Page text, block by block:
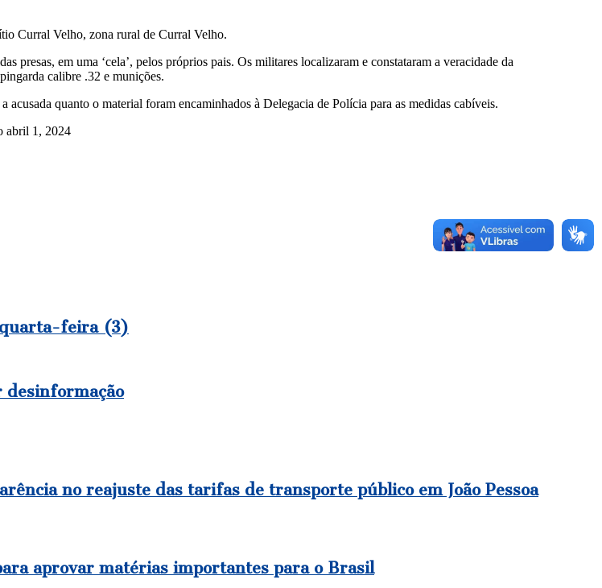
Curral Velho, zona rural de Curral Velho.
presas, em uma ‘cela’, pelos próprios pais. Os militares localizaram e constataram a veracidade da
calibre .32 e munições.
quanto o material foram encaminhados à Delegacia de Polícia para as medidas cabíveis.
abril 1, 2024
quarta-feira (3)
desinformação
no reajuste das tarifas de transporte público em João Pessoa
aprovar matérias importantes para o Brasil